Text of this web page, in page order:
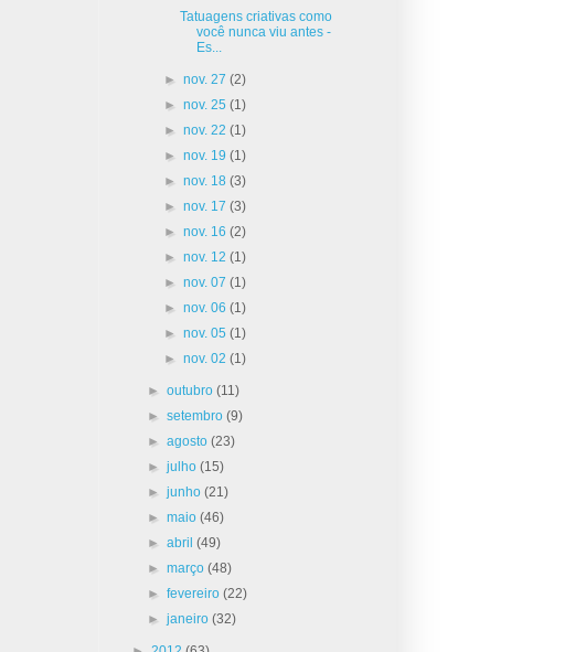
Tatuagens criativas como
você nunca viu antes -
Es...
► nov. 27 (2)
► nov. 25 (1)
► nov. 22 (1)
► nov. 19 (1)
► nov. 18 (3)
► nov. 17 (3)
► nov. 16 (2)
► nov. 12 (1)
► nov. 07 (1)
► nov. 06 (1)
► nov. 05 (1)
► nov. 02 (1)
►outubro(11)
►setembro(9)
►agosto(23)
►julho(15)
►junho(21)
►maio(46)
►abril(49)
►março(48)
►fevereiro(22)
►janeiro(32)